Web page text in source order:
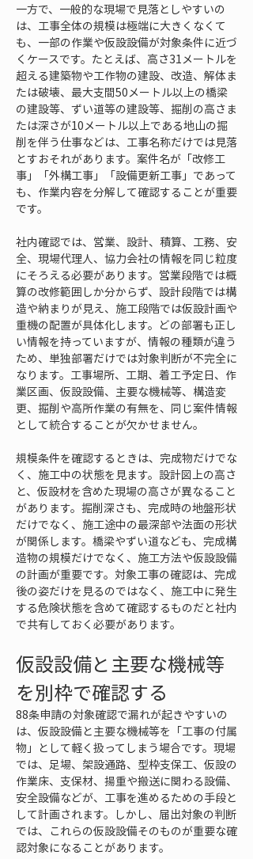
一方で、一般的な現場で見落としやすいの
は、工事全体の規模は極端に大きくなくて
も、一部の作業や仮設設備が対象条件に近づ
くケースです。たとえば、高さ31メートルを
超える建築物や工作物の建設、改造、解体ま
たは破壊、最大支間50メートル以上の橋梁
の建設等、ずい道等の建設等、掘削の高さま
たは深さが10メートル以上である地山の掘
削を伴う仕事などは、工事名称だけでは見落
とすおそれがあります。案件名が「改修工
事」「外構工事」「設備更新工事」であって
も、作業内容を分解して確認することが重要
です。
社内確認では、営業、設計、積算、工務、安
全、現場代理人、協力会社の情報を同じ粒度
にそろえる必要があります。営業段階では概
算の改修範囲しか分からず、設計段階では構
造や納まりが見え、施工段階では仮設計画や
重機の配置が具体化します。どの部署も正し
い情報を持っていますが、情報の種類が違う
ため、単独部署だけでは対象判断が不完全に
なります。工事場所、工期、着工予定日、作
業区画、仮設設備、主要な機械等、構造変
更、掘削や高所作業の有無を、同じ案件情報
として統合することが欠かせません。
規模条件を確認するときは、完成物だけでな
く、施工中の状態を見ます。設計図上の高さ
と、仮設材を含めた現場の高さが異なること
があります。掘削深さも、完成時の地盤形状
だけでなく、施工途中の最深部や法面の形状
が関係します。橋梁やずい道なども、完成構
造物の規模だけでなく、施工方法や仮設設備
の計画が重要です。対象工事の確認は、完成
後の姿だけを見るのではなく、施工中に発生
する危険状態を含めて確認するものだと社内
で共有しておく必要があります。
仮設設備と主要な機械等
を別枠で確認する
88条申請の対象確認で漏れが起きやすいの
は、仮設設備と主要な機械等を「工事の付属
物」として軽く扱ってしまう場合です。現場
では、足場、架設通路、型枠支保工、仮設の
作業床、支保材、揚重や搬送に関わる設備、
安全設備などが、工事を進めるための手段と
して計画されます。しかし、届出対象の判断
では、これらの仮設設備そのものが重要な確
認対象になることがあります。